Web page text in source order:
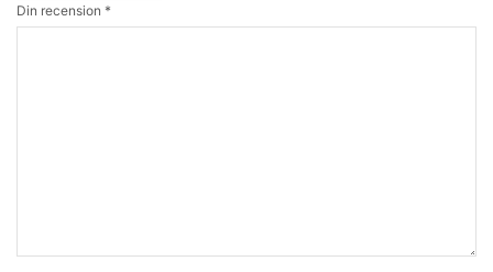
Din recension *